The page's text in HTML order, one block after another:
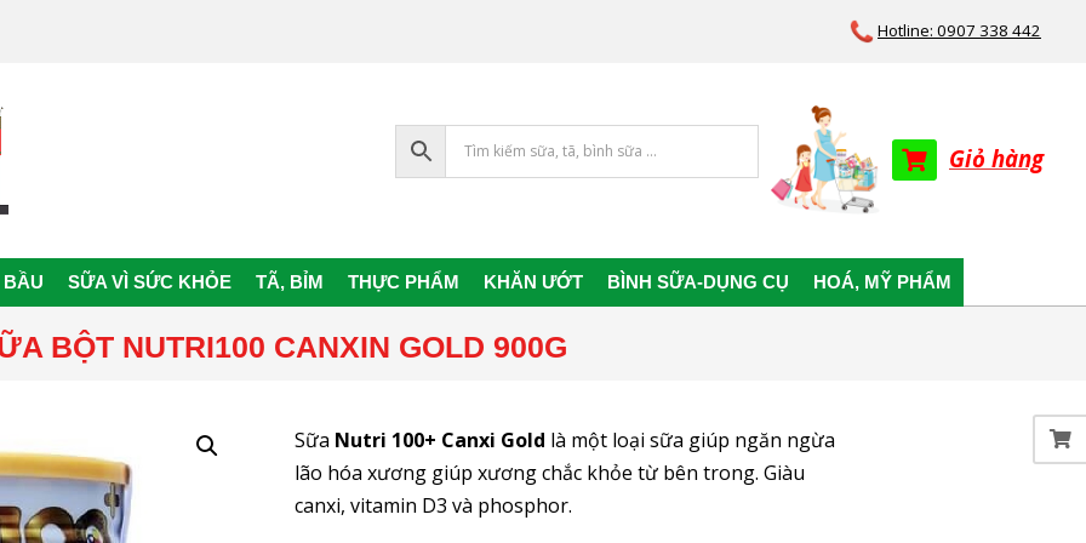
Hotline: 0907 338 442
Giỏ hàng
Primary
Menu
BẦU SỮA VÌ SỨC KHỎE TÃ, BỈM THỰC PHẨM KHĂN ƯỚT BÌNH SỮA-DỤNG CỤ HOÁ, MỸ PHẨM
BỘT NUTRI100 CANXIN GOLD 900G
Sữa Nutri 100+ Canxi Gold là một loại sữa giúp ngăn ngừa
lão hóa xương giúp xương chắc khỏe từ bên trong. Giàu
canxi, vitamin D3 và phosphor.